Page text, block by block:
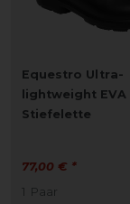
Equestro Ultra-
lightweight EVA
Stiefelette
77,00 € *
1 Paar